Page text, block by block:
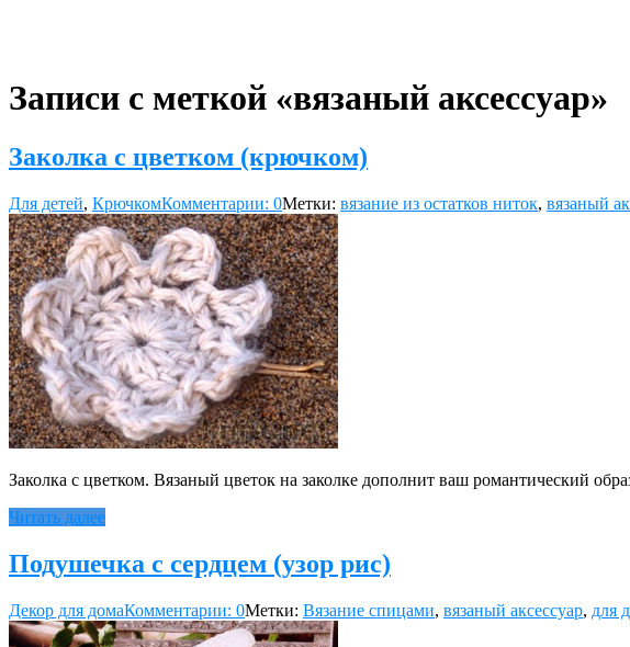
Записи с меткой «вязаный аксессуар»
Заколка с цветком (крючком)
Для детей, КрючкомКомментарии: 0Метки: вязание из остатков ниток, вязаный
Заколка с цветком. Вязаный цветок на заколке дополнит ваш романтический
Читать далее
Подушечка с сердцем (узор рис)
Декор для домаКомментарии: 0Метки: Вязание спицами, вязаный аксессуар, для